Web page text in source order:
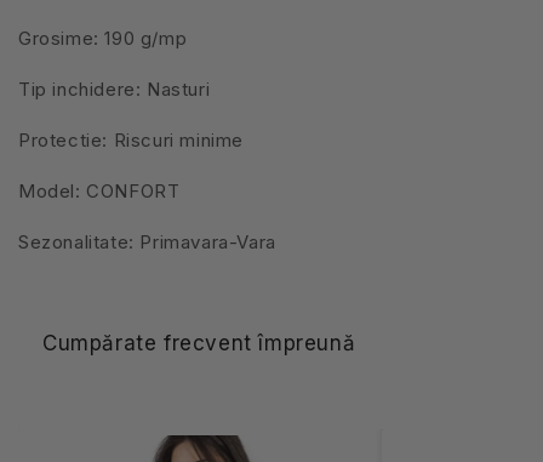
Grosime: 190 g/mp
Tip inchidere: Nasturi
Protectie: Riscuri minime
Model: CONFORT
Sezonalitate: Primavara-Vara
Cumpărate frecvent împreună